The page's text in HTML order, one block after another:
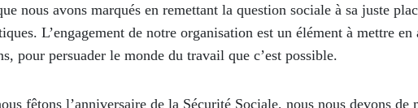
nous avons marqués en remettant la question sociale à sa juste
L’engagement de notre organisation est un élément à mettre
pour persuader le monde du travail que c’est possible.
fêtons l’anniversaire de la Sécurité Sociale, nous nous devons de